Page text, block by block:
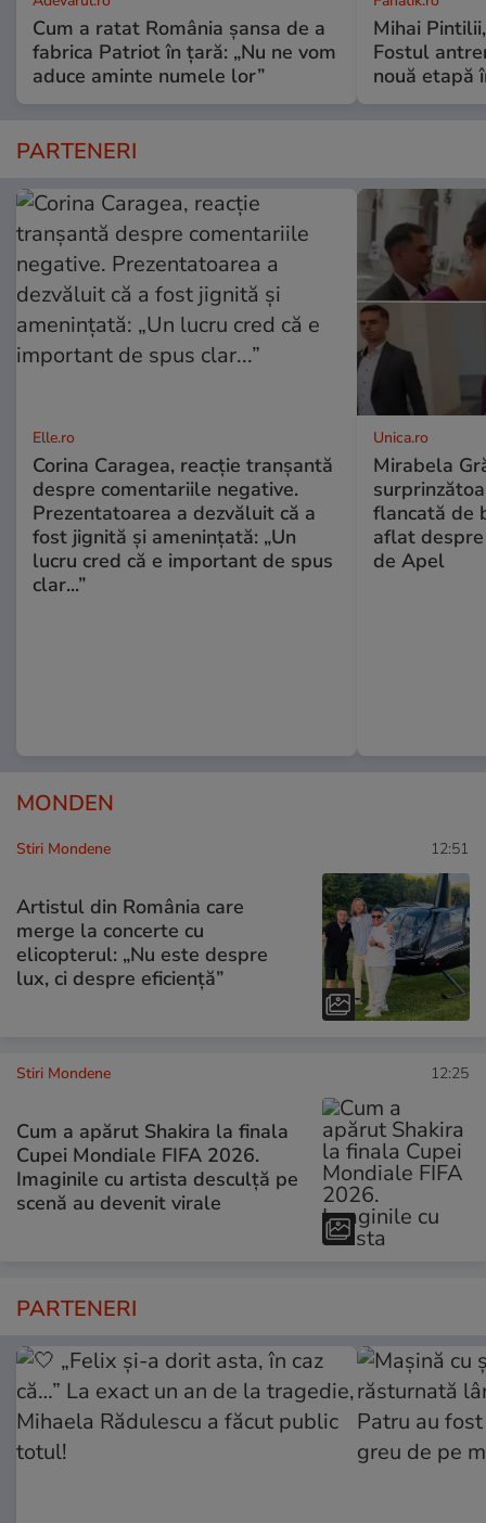
Cum a ratat România șansa de a
fabrica Patriot în țară: „Nu ne vom
aduce aminte numele lor”
Mihai
Fostul
nouă etapă
PARTENERI
Elle.ro
Corina Caragea, reacție tranșantă
despre comentariile negative.
Prezentatoarea a dezvăluit că a
fost jignită și amenințată: „Un
lucru cred că e important de spus
clar...”
Unica.ro
Mirabela
flancată de
aflat
de Apel
MONDEN
Stiri Mondene 12:51
Artistul din România care
merge la concerte cu
elicopterul: „Nu este despre
lux, ci despre eficiență”
Stiri Mondene 12:25
Cum a apărut Shakira la finala
Cupei Mondiale FIFA 2026.
Imaginile cu artista desculță pe
scenă au devenit virale
PARTENERI